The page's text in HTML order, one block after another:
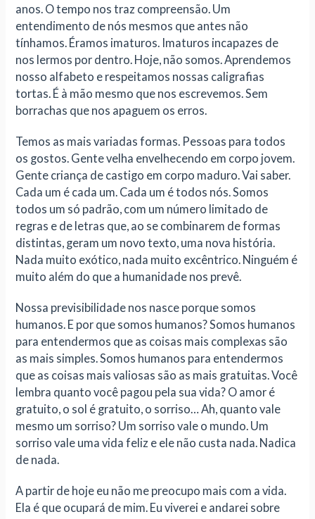
anos. O tempo nos traz compreensão. Um
entendimento de nós mesmos que antes não
tínhamos. Éramos imaturos. Imaturos incapazes de
nos lermos por dentro. Hoje, não somos. Aprendemos
nosso alfabeto e respeitamos nossas caligrafias
tortas. É à mão mesmo que nos escrevemos. Sem
borrachas que nos apaguem os erros.
Temos as mais variadas formas. Pessoas para todos
os gostos. Gente velha envelhecendo em corpo jovem.
Gente criança de castigo em corpo maduro. Vai saber.
Cada um é cada um. Cada um é todos nós. Somos
todos um só padrão, com um número limitado de
regras e de letras que, ao se combinarem de formas
distintas, geram um novo texto, uma nova história.
Nada muito exótico, nada muito excêntrico. Ninguém é
muito além do que a humanidade nos prevê.
Nossa previsibilidade nos nasce porque somos
humanos. E por que somos humanos? Somos humanos
para entendermos que as coisas mais complexas são
as mais simples. Somos humanos para entendermos
que as coisas mais valiosas são as mais gratuitas. Você
lembra quanto você pagou pela sua vida? O amor é
gratuito, o sol é gratuito, o sorriso… Ah, quanto vale
mesmo um sorriso? Um sorriso vale o mundo. Um
sorriso vale uma vida feliz e ele não custa nada. Nadica
de nada.
A partir de hoje eu não me preocupo mais com a vida.
Ela é que ocupará de mim. Eu viverei e andarei sobre